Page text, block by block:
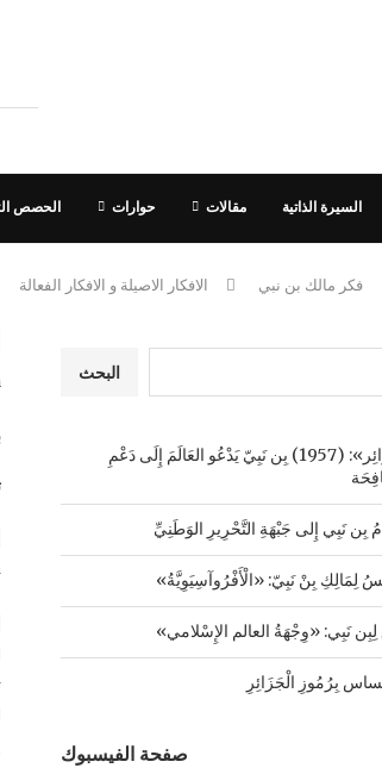
السيرة الذاتية مقالات حوارات الحصص
فكر مالك بن نبي الافكار الاصيلة و الافكار الفعالة
البحث
«أَنْقِذُوا الجَزَائِر»: (1957) بِن نَبِيّ يَدْعُو العَالَمَ إِلَى دَعْمِ
لِمَالِكِ بِنْ نَبِيّ: «الْأَفْرُوآسِيَوِيَّةُ»
لِبِن نَبِي: «وِجْهَةُ العالم الإِسْلامي»
بِرُمُوزِ الْجَزَائِرِ
صفحة الفيسبوك